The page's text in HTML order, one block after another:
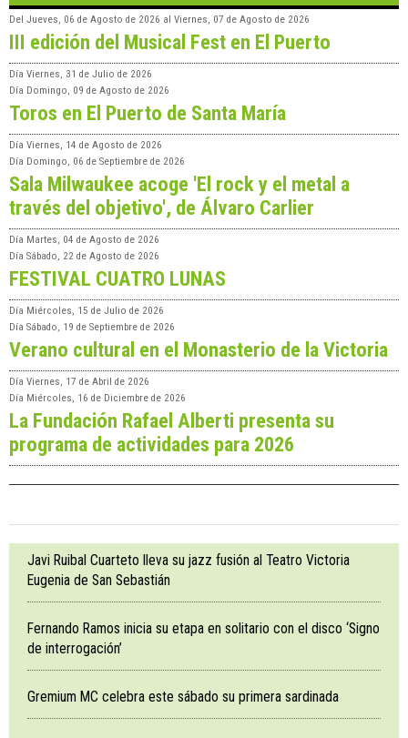
Del Jueves, 06 de Agosto de 2026 al Viernes, 07 de Agosto de 2026
III edición del Musical Fest en El Puerto
Día Viernes, 31 de Julio de 2026
Día Domingo, 09 de Agosto de 2026
Toros en El Puerto de Santa María
Día Viernes, 14 de Agosto de 2026
Día Domingo, 06 de Septiembre de 2026
Sala Milwaukee acoge 'El rock y el metal a
través del objetivo', de Álvaro Carlier
Día Martes, 04 de Agosto de 2026
Día Sábado, 22 de Agosto de 2026
FESTIVAL CUATRO LUNAS
Día Miércoles, 15 de Julio de 2026
Día Sábado, 19 de Septiembre de 2026
Verano cultural en el Monasterio de la Victoria
Día Viernes, 17 de Abril de 2026
Día Miércoles, 16 de Diciembre de 2026
La Fundación Rafael Alberti presenta su
programa de actividades para 2026
Javi Ruibal Cuarteto lleva su jazz fusión al Teatro Victoria
Eugenia de San Sebastián
Fernando Ramos inicia su etapa en solitario con el disco ‘Signo
de interrogación’
Gremium MC celebra este sábado su primera sardinada